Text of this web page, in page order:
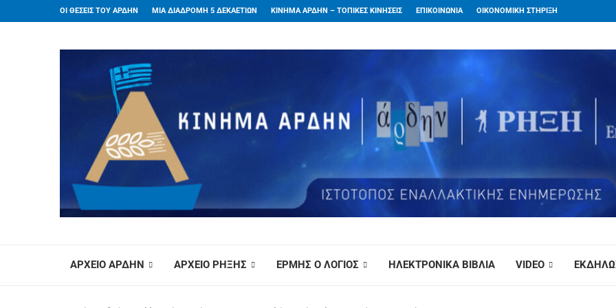
ΟΙ ΘΕΣΕΙΣ ΤΟΥ ΑΡΔΗΝ ΜΙΑ ΔΙΑΔΡΟΜΗ 5 ΔΕΚΑΕΤΙΩΝ ΚΙΝΗΜΑ ΑΡΔΗΝ – ΤΟΠΙΚΕΣ ΚΙΝΗΣΕΙΣ ΕΠΙΚΟΙΝΩΝΙΑ ΟΙΚΟΝΟΜΙΚΗ ΣΤΗΡΙΞΗ
ΑΡΧΕΙΟ ΑΡΔΗΝ ΑΡΧΕΙΟ ΡΗΞΗΣ ΕΡΜΗΣ Ο ΛΟΓΙΟΣ ΗΛΕΚΤΡΟΝΙΚΑ ΒΙΒΛΙΑ VIDEO